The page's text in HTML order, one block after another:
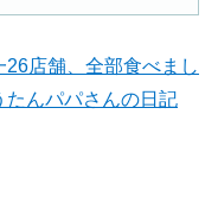
26店舗、全部食べまし
たんパパさんの日記